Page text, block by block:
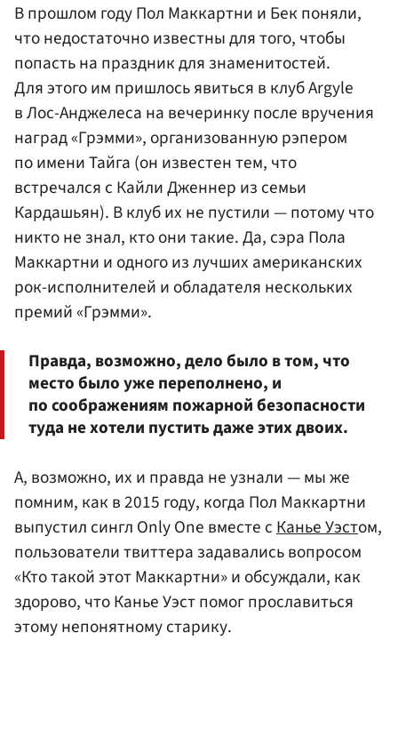
В прошлом году Пол Маккартни и Бек поняли,
что недостаточно известны для того, чтобы
попасть на праздник для знаменитостей.
Для этого им пришлось явиться в клуб Argyle
в Лос-Анджелеса на вечеринку после вручения
наград «Грэмми», организованную рэпером
по имени Тайга (он известен тем, что
встречался с Кайли Дженнер из семьи
Кардашьян). В клуб их не пустили — потому что
никто не знал, кто они такие. Да, сэра Пола
Маккартни и одного из лучших американских
рок-исполнителей и обладателя нескольких
премий «Грэмми».
Правда, возможно, дело было в том, что
место было уже переполнено, и
по соображениям пожарной безопасности
туда не хотели пустить даже этих двоих.
А, возможно, их и правда не узнали — мы же
помним, как в 2015 году, когда Пол Маккартни
выпустил сингл Only One вместе сКанье Уэстом,
пользователи твиттера задавались вопросом
«Кто такой этот Маккартни» и обсуждали, как
здорово, что Канье Уэст помог прославиться
этому непонятному старику.